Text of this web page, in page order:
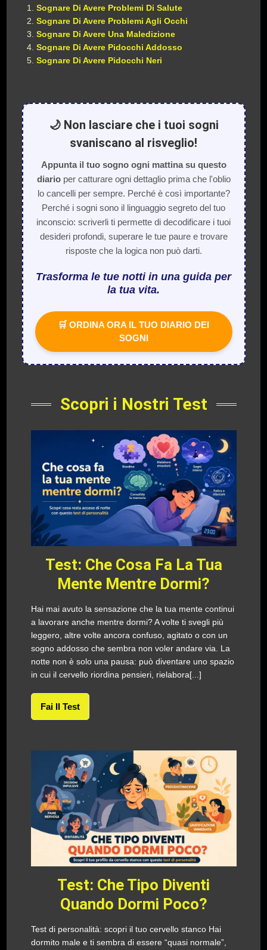
Sognare Di Avere Problemi Di Salute
Sognare Di Avere Problemi Agli Occhi
Sognare Di Avere Una Maledizione
Sognare Di Avere Pidocchi Addosso
Sognare Di Avere Pidocchi Neri
🌙 Non lasciare che i tuoi sogni
svaniscano al risveglio!
Appunta il tuo sogno ogni mattina su questo
diarioper catturare ogni dettaglio prima che l'oblio
lo cancelli per sempre. Perché è così importante?
Perché i sogni sono il linguaggio segreto del tuo
inconscio: scriverli ti permette di decodificare i tuoi
desideri profondi, superare le tue paure e trovare
risposte che la logica non può darti.
Trasforma le tue notti in una guida per
la tua vita.
🛒 ORDINA ORA IL TUO DIARIO DEI
SOGNI
Scopri i Nostri Test
Test: Che Cosa Fa La Tua
Mente Mentre Dormi?
Hai mai avuto la sensazione che la tua mente continui
a lavorare anche mentre dormi? A volte ti svegli più
leggero, altre volte ancora confuso, agitato o con un
sogno addosso che sembra non voler andare via. La
notte non è solo una pausa: può diventare uno spazio
in cui il cervello riordina pensieri, rielabora[...]
Fai Il Test
Test: Che Tipo Diventi
Quando Dormi Poco?
Test di personalità: scopri il tuo cervello stanco Hai
dormito male e ti sembra di essere “quasi normale”,